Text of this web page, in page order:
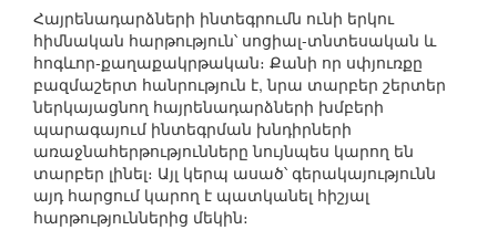
Հայրենադարձների ինտեգրումն ունի երկու
հիմնական հարթություն՝ սոցիալ-տնտեսական և
հոգևոր-քաղաքակրթական։ Քանի որ սփյուռքը
բազմաշերտ հանրություն է, նրա տարբեր շերտեր
ներկայացնող հայրենադարձների խմբերի
պարագայում ինտեգրման խնդիրների
առաջնահերթությունները նույնպես կարող են
տարբեր լինել։ Այլ կերպ ասած՝ գերակայությունն
այդ հարցում կարող է պատկանել հիշյալ
հարթություններից մեկին։